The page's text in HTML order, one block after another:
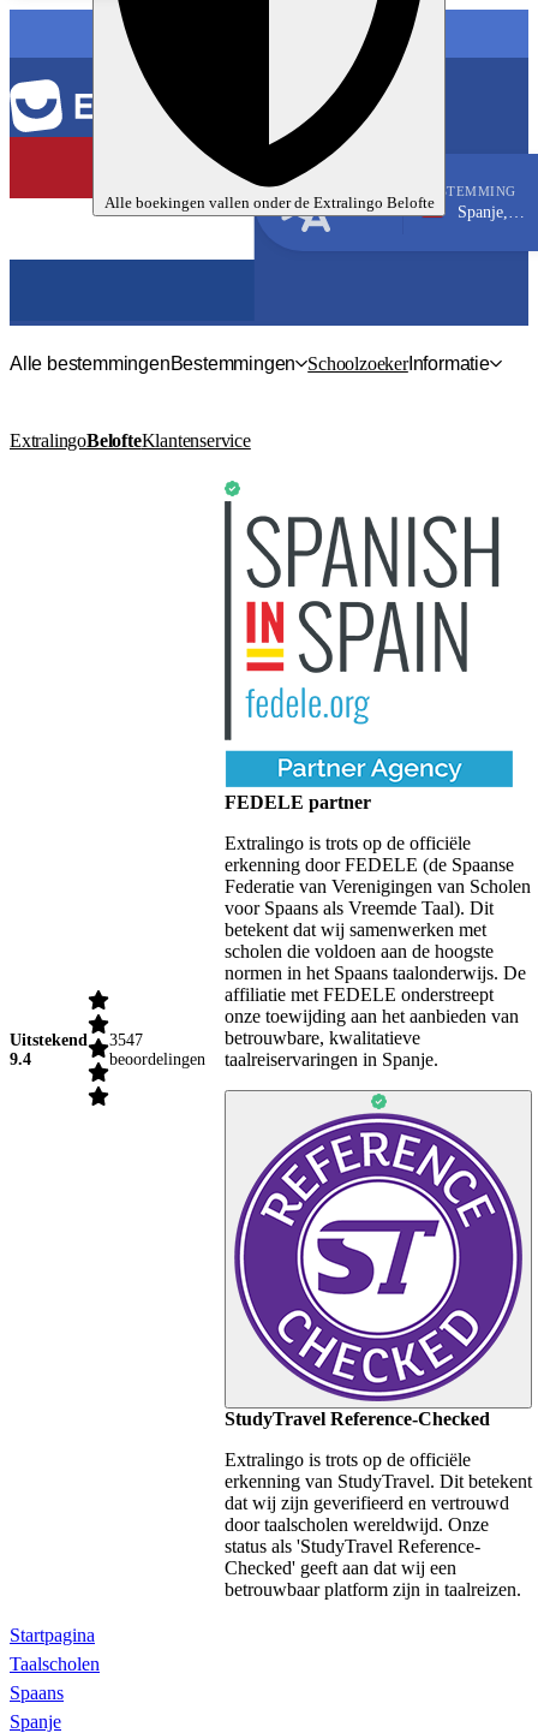
Alle boekingen vallen onder de Extralingo Belofte
TAAL
BESTEMMING
Spanje, Valencia
Alle bestemmingenBestemmingen SchoolzoekerInformatie
ExtralingoBelofteKlantenservice
Uitstekend
9.4
3547
beoordelingen
FEDELE partner
Extralingo is trots op de officiële
erkenning door FEDELE (de Spaanse
Federatie van Verenigingen van Scholen
voor Spaans als Vreemde Taal). Dit
betekent dat wij samenwerken met
scholen die voldoen aan de hoogste
normen in het Spaans taalonderwijs. De
affiliatie met FEDELE onderstreept
onze toewijding aan het aanbieden van
betrouwbare, kwalitatieve
taalreiservaringen in Spanje.
StudyTravel Reference-Checked
Extralingo is trots op de officiële
erkenning van StudyTravel. Dit betekent
dat wij zijn geverifieerd en vertrouwd
door taalscholen wereldwijd. Onze
status als 'StudyTravel Reference-
Checked' geeft aan dat wij een
betrouwbaar platform zijn in taalreizen.
Startpagina
Taalscholen
Spaans
Spanje